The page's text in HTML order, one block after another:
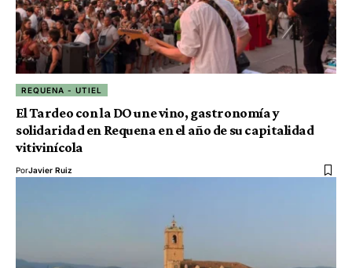
REQUENA - UTIEL
El Tardeo con la DO une vino, gastronomía y
solidaridad en Requena en el año de su capitalidad
vitivinícola
PorJavier Ruiz